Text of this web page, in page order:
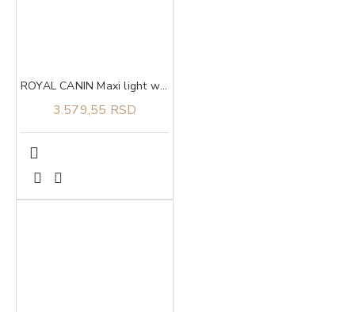
ROYAL CANIN Maxi light weight care 3kg
3.579,55 RSD